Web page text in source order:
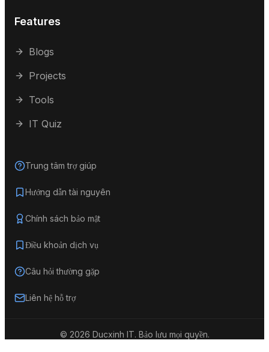
Features
Blogs
Projects
Tools
IT Quiz
Trung tâm trợ giúp
Hướng dẫn tài nguyên
Chính sách bảo mật
Điều khoản dịch vụ
Câu hỏi thường gặp
Liên hệ hỗ trợ
© 2026 Ducxinh IT. Bảo lưu mọi quyền.